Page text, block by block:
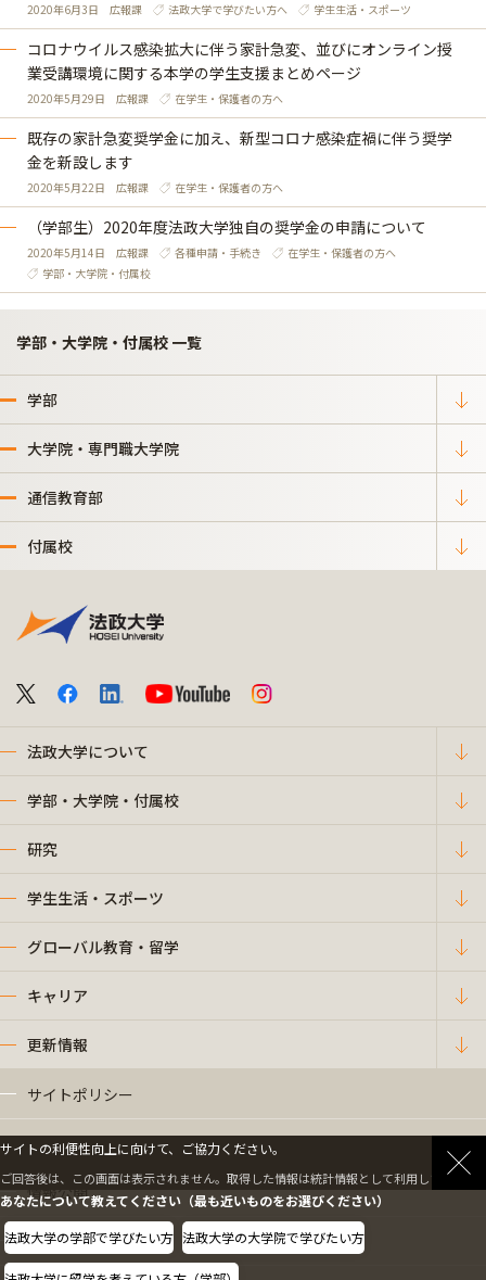
2020年6月3日 広報課 法政大学で学びたい方へ 学生生活・スポーツ
コロナウイルス感染拡大に伴う家計急変、並びにオンライン授
業受講環境に関する本学の学生支援まとめページ
2020年5月29日 広報課 在学生・保護者の方へ
既存の家計急変奨学金に加え、新型コロナ感染症禍に伴う奨学
金を新設します
2020年5月22日 広報課 在学生・保護者の方へ
（学部生）2020年度法政大学独自の奨学金の申請について
2020年5月14日 広報課 各種申請・手続き
在学生・保護者の方へ
学部・大学院・付属校
学部・大学院・付属校 一覧
学部
大学院・専門職大学院
通信教育部
付属校
法政大学について
学部・大学院・付属校
研究
学生生活・スポーツ
グローバル教育・留学
キャリア
更新情報
サイトポリシー
プライバシーポリシー
情報公開
採用情報
サイトの利便性向上に向けて、ご協力ください。
ご回答後は、この画面は表示されません。取得した情報は統計情報として利用します。
あなたについて教えてください（最も近いものをお選びください）
法政大学の学部で学びたい方 法政大学の大学院で学びたい方